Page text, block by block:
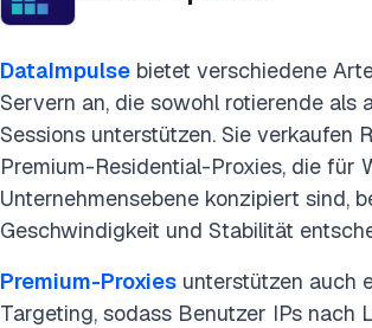
DataImpulse bietet verschiedene
Servern an, die sowohl rotierende als
Sessions unterstützen. Sie verkaufen
Premium-Residential-Proxies, die für
Unternehmensebene konzipiert sind,
Geschwindigkeit und Stabilität
Premium-Proxies unterstützen auch
Targeting, sodass Benutzer IPs nach